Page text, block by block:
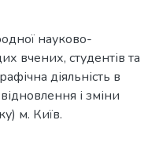
науково-
вчених, студентів та
діяльність в
і зміни
м. Київ.